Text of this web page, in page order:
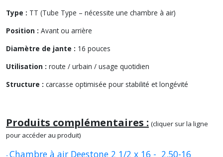
Type : TT (Tube Type – nécessite une chambre à air)
Position : Avant ou arrière
Diamètre de jante : 16 pouces
Utilisation : route / urbain / usage quotidien
Structure : carcasse optimisée pour stabilité et longévité
Produits complémentaires : (cliquer sur la ligne
pour accéder au produit)
-Chambre à air Deestone 2 1/2 x 16 - 2.50-16